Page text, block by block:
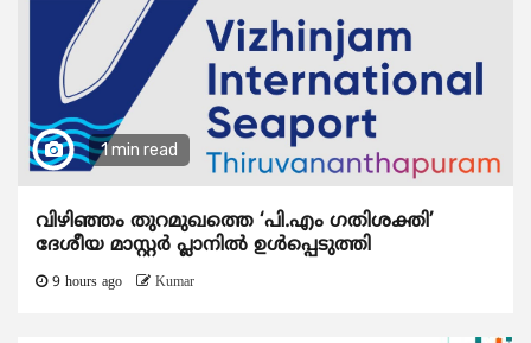
1 min read
വിഴിഞ്ഞം തുറമുഖത്തെ ‘പി.എം ഗതിശക്തി’
ദേശീയ മാസ്റ്റർ പ്ലാനിൽ ഉൾപ്പെടുത്തി
9 hours ago Kumar